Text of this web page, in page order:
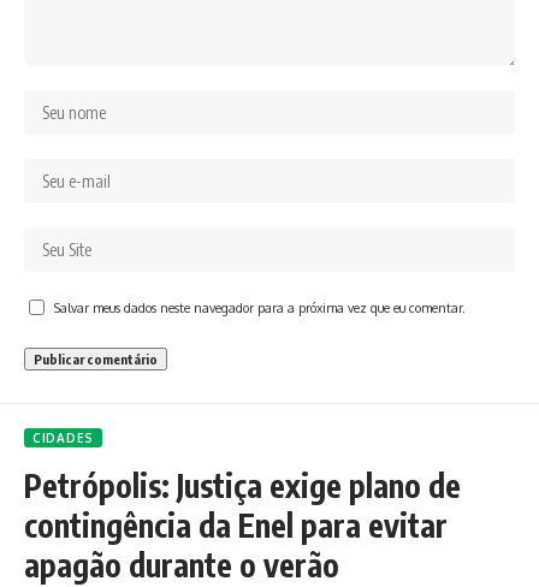
Salvar meus dados neste navegador para a próxima vez que eu comentar.
CIDADES
Petrópolis: Justiça exige plano de
contingência da Enel para evitar
apagão durante o verão